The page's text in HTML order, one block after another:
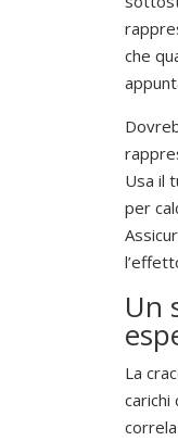
che
Usa il
per
Un
La
carichi